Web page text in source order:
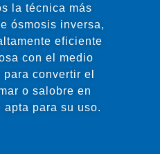
la técnica más
ósmosis inversa,
eficiente
con el medio
para convertir el
o salobre en
apta para su uso.